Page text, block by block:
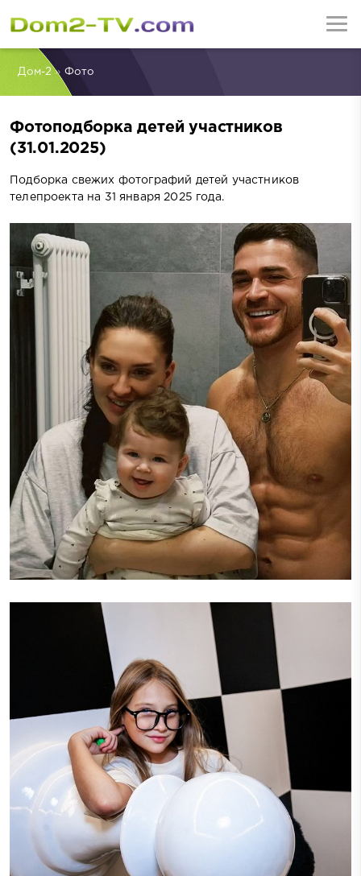
Дом-2» Фото
Фотоподборка детей участников
(31.01.2025)
Подборка свежих фотографий детей участников
телепроекта на 31 января 2025 года.